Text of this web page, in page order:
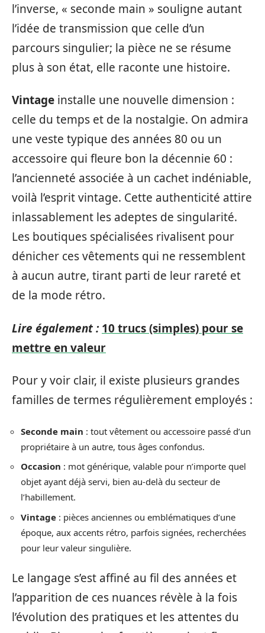
l’inverse, « seconde main » souligne autant
l’idée de transmission que celle d’un
parcours singulier; la pièce ne se résume
plus à son état, elle raconte une histoire.
Vintage installe une nouvelle dimension :
celle du temps et de la nostalgie. On admira
une veste typique des années 80 ou un
accessoire qui fleure bon la décennie 60 :
l’ancienneté associée à un cachet indéniable,
voilà l’esprit vintage. Cette authenticité attire
inlassablement les adeptes de singularité.
Les boutiques spécialisées rivalisent pour
dénicher ces vêtements qui ne ressemblent
à aucun autre, tirant parti de leur rareté et
de la mode rétro.
Lire également : 10 trucs (simples) pour se
mettre en valeur
Pour y voir clair, il existe plusieurs grandes
familles de termes régulièrement employés :
Seconde main : tout vêtement ou accessoire passé d’un
propriétaire à un autre, tous âges confondus.
Occasion : mot générique, valable pour n’importe quel
objet ayant déjà servi, bien au-delà du secteur de
l’habillement.
Vintage : pièces anciennes ou emblématiques d’une
époque, aux accents rétro, parfois signées, recherchées
pour leur valeur singulière.
Le langage s’est affiné au fil des années et
l’apparition de ces nuances révèle à la fois
l’évolution des pratiques et les attentes du